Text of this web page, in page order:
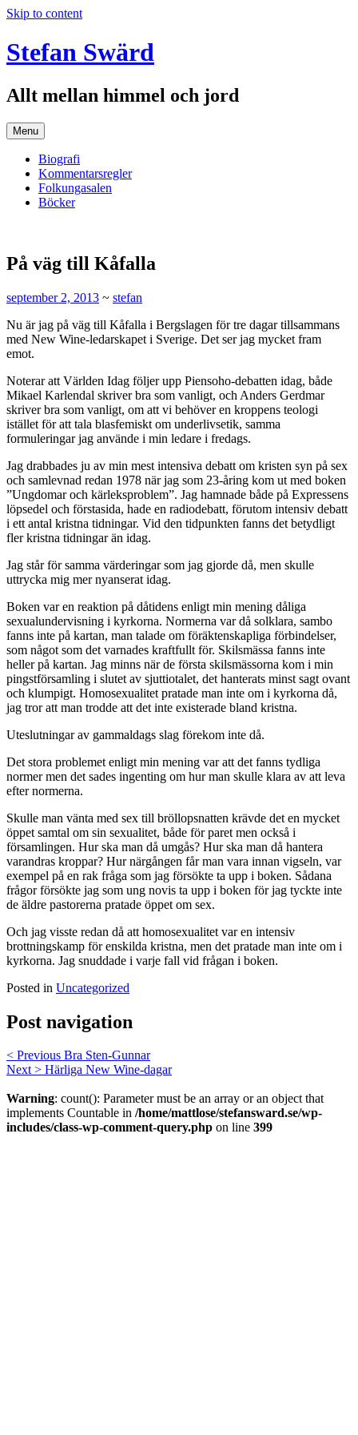
Skip to content
Stefan Swärd
Allt mellan himmel och jord
Menu
Biografi
Kommentarsregler
Folkungasalen
Böcker
På väg till Kåfalla
september 2, 2013 ~ stefan
Nu är jag på väg till Kåfalla i Bergslagen för tre dagar tillsammans
med New Wine-ledarskapet i Sverige. Det ser jag mycket fram
emot.
Noterar att Världen Idag följer upp Piensoho-debatten idag, både
Mikael Karlendal skriver bra som vanligt, och Anders Gerdmar
skriver bra som vanligt, om att vi behöver en kroppens teologi
istället för att tala blasfemiskt om underlivsetik, samma
formuleringar jag använde i min ledare i fredags.
Jag drabbades ju av min mest intensiva debatt om kristen syn på sex
och samlevnad redan 1978 när jag som 23-åring kom ut med boken
”Ungdomar och kärleksproblem”. Jag hamnade både på Expressens
löpsedel och förstasida, hade en radiodebatt, förutom intensiv debatt
i ett antal kristna tidningar. Vid den tidpunkten fanns det betydligt
fler kristna tidningar än idag.
Jag står för samma värderingar som jag gjorde då, men skulle
uttrycka mig mer nyanserat idag.
Boken var en reaktion på dåtidens enligt min mening dåliga
sexualundervisning i kyrkorna. Normerna var då solklara, sambo
fanns inte på kartan, man talade om föräktenskapliga förbindelser,
som något som det varnades kraftfullt för. Skilsmässa fanns inte
heller på kartan. Jag minns när de första skilsmässorna kom i min
pingstförsamling i slutet av sjuttiotalet, det hanterats minst sagt ovant
och klumpigt. Homosexualitet pratade man inte om i kyrkorna då,
jag tror att man trodde att det inte existerade bland kristna.
Uteslutningar av gammaldags slag förekom inte då.
Det stora problemet enligt min mening var att det fanns tydliga
normer men det sades ingenting om hur man skulle klara av att leva
efter normerna.
Skulle man vänta med sex till bröllopsnatten krävde det en mycket
öppet samtal om sin sexualitet, både för paret men också i
församlingen. Hur ska man då umgås? Hur ska man då hantera
varandras kroppar? Hur närgången får man vara innan vigseln, var
exempel på en rak fråga som jag försökte ta upp i boken. Sådana
frågor försökte jag som ung novis ta upp i boken för jag tyckte inte
de äldre pastorerna pratade öppet om sex.
Och jag visste redan då att homosexualitet var en intensiv
brottningskamp för enskilda kristna, men det pratade man inte om i
kyrkorna. Jag snuddade i varje fall vid frågan i boken.
Posted in Uncategorized
Post navigation
< Previous Bra Sten-Gunnar
Next > Härliga New Wine-dagar
Warning: count(): Parameter must be an array or an object that
implements Countable in /home/mattlose/stefansward.se/wp-
includes/class-wp-comment-query.php on line 399